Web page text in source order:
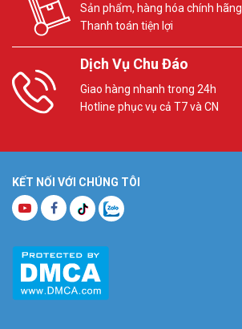
Sản phẩm, hàng hóa chính hãng
Thanh toán tiện lợi
Dịch Vụ Chu Đáo
Giao hàng nhanh trong 24h
Hotline phục vụ cả T7 và CN
KẾT NỐI VỚI CHÚNG TÔI